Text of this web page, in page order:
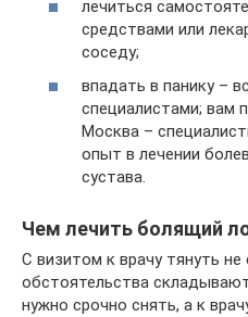
лечиться
средствами или
соседу;
впадать в панику –
специалистами; вам
Москва –
опыт в лечении
сустава.
Чем лечить болящий
С визитом к врачу тянуть
обстоятельства
нужно срочно снять, а к